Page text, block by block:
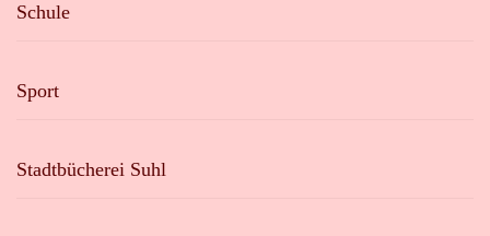
Schule
Sport
Stadtbücherei Suhl